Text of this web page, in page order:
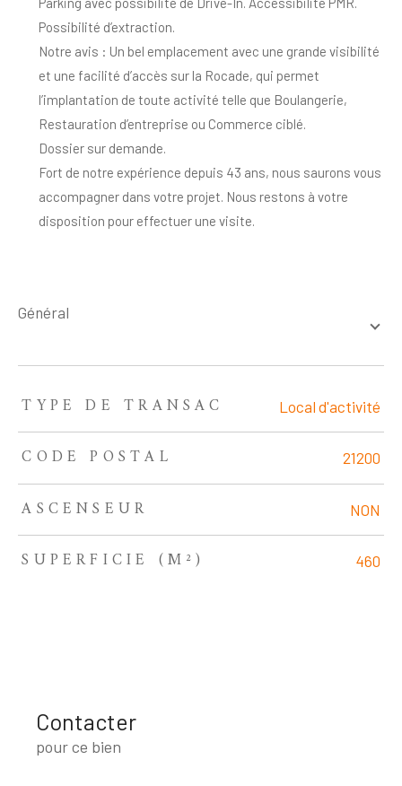
Possibilité d’extraction.
Notre avis : Un bel emplacement avec une grande visibilité
et une facilité d’accès sur la Rocade, qui permet
l’implantation de toute activité telle que Boulangerie,
Restauration d’entreprise ou Commerce ciblé.
Dossier sur demande.
Fort de notre expérience depuis 43 ans, nous saurons vous
accompagner dans votre projet. Nous restons à votre
disposition pour effectuer une visite.
général
TRAD_ZEPHYR_Caracteristique TRAD_ZEPHYR_Valeurs
TYPE DE TRANSAC Local d'activité
CODE POSTAL 21200
ASCENSEUR NON
SUPERFICIE (M²) 460
Contacter
pour ce bien